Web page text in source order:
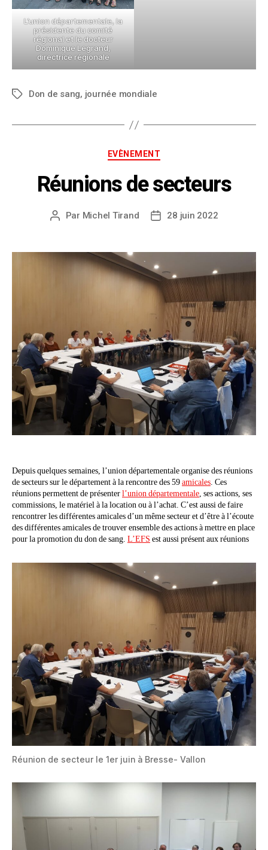
L’union départementale, la
présidente du comité
régional et le docteur
Dominique Legrand,
directrice régionale
Don de sang, journée mondiale
EVÈNEMENT
Réunions de secteurs
Par Michel Tirand 28 juin 2022
Depuis quelques semaines, l’union départementale organise des réunions
de secteurs sur le département à la rencontre des 59amicales. Ces
réunions permettent de présenterl’union départementale, ses actions, ses
commissions, le matériel à la location ou à l’achat. C’est aussi de faire
rencontrer les différentes amicales d’un même secteur et d’être à l’écoute
des différentes amicales de trouver ensemble des actions à mettre en place
pour la promotion du don de sang. L’EFS est aussi présent aux réunions
Réunion de secteur le 1er juin à Bresse- Vallon